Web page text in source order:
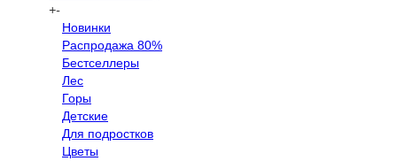
+-
Новинки
Распродажа 80%
Бестселлеры
Лес
Горы
Детские
Для подростков
Цветы